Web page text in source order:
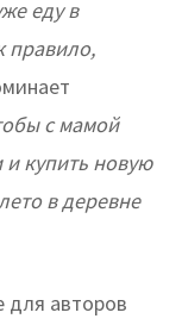
еду в
правило,
с мамой
купить новую
в деревне
для авторов